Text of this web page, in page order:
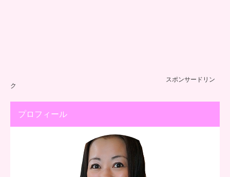
スポンサードリン
ク
プロフィール